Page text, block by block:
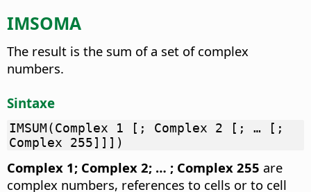
IMSOMA
The result is the sum of a set of complex
numbers.
Sintaxe
IMSUM(Complex 1 [; Complex 2 [; … [;
Complex 255]]])
Complex 1; Complex 2; … ; Complex 255 are
complex numbers, references to cells or to cell